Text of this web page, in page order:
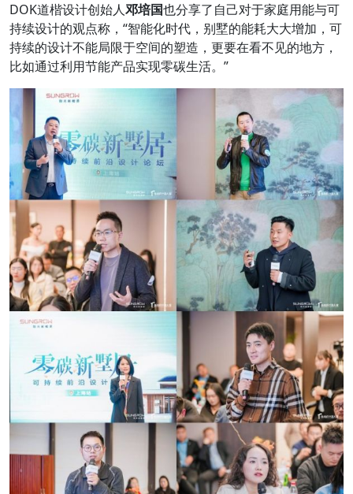
DOK道楷设计创始人邓培国也分享了自己对于家庭用能与可
持续设计的观点称，“智能化时代，别墅的能耗大大增加，可
持续的设计不能局限于空间的塑造，更要在看不见的地方，
比如通过利用节能产品实现零碳生活。”